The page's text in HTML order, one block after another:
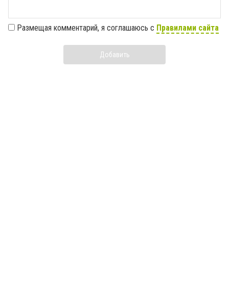
Размещая комментарий, я соглашаюсь с Правилами сайта
Добавить